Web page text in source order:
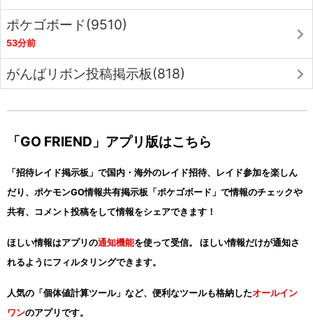
ポケゴボード(9510)
53分前
がんばリボン投稿掲示板(818)
「GO FRIEND」アプリ版はこちら
「招待レイド掲示板」で国内・海外のレイド招待、レイド参加を楽しん
だり、ポケモンGO情報共有掲示板「ポケゴボード」で情報のチェックや
共有、コメント投稿をして情報をシェアできます！
ほしい情報はアプリの通知機能を使って受信。 ほしい情報だけが通知さ
れるようにフィルタリングできます。
人気の「個体値計算ツール」など、便利なツールも格納したオールイン
ワンのアプリです。